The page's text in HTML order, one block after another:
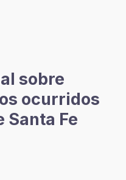
sobre
ocurridos
Santa Fe